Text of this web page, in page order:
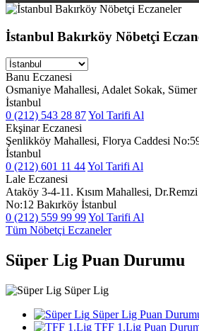
İstanbul Bakırköy Nöbetçi
Banu Eczanesi
Osmaniye Mahallesi, Adalet Sokak,
İstanbul
0 (212) 543 28 87Yol Tarifi Al
Ekşinar Eczanesi
Şenlikköy Mahallesi, Florya Caddesi
İstanbul
0 (212) 601 11 44Yol Tarifi Al
Lale Eczanesi
Ataköy 3-4-11. Kısım Mahallesi,
No:12 Bakırköy İstanbul
0 (212) 559 99 99Yol Tarifi Al
Tüm Nöbetçi Eczaneler
Süper Lig Puan Durumu
Süper Lig
Süper Lig Puan
TFF 1.Lig Puan